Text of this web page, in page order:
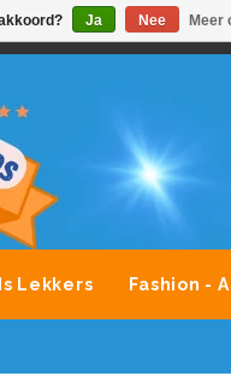
ALLE MERKEN SOUVENIRS
Lekkers Fashion -
Ja Nee Meer